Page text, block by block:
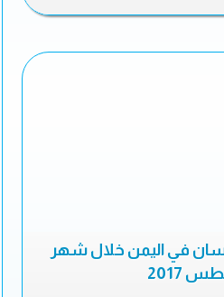
في اليمن خلال شهر
2017